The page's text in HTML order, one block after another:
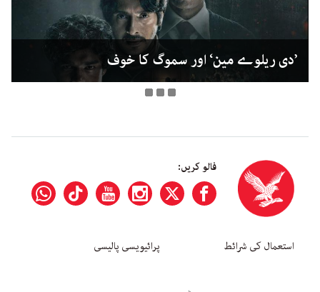
’دی ریلوے مین‘ اور سموگ کا خوف
فالو کریں:
استعمال کی شرائط پرائیویسی پالیسی